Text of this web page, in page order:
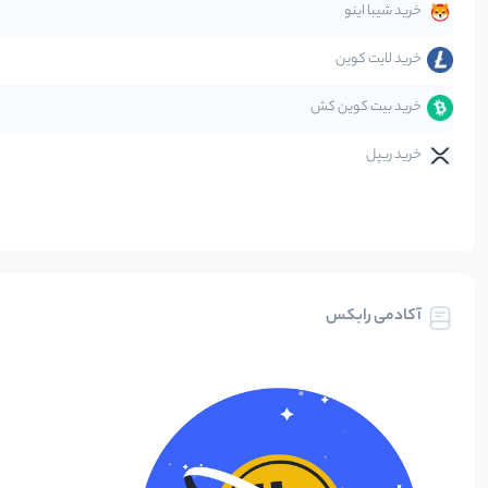
خرید شیبا اینو
خرید لایت کوین
خرید بیت کوین کش
خرید ریپل
آکادمی رابکس